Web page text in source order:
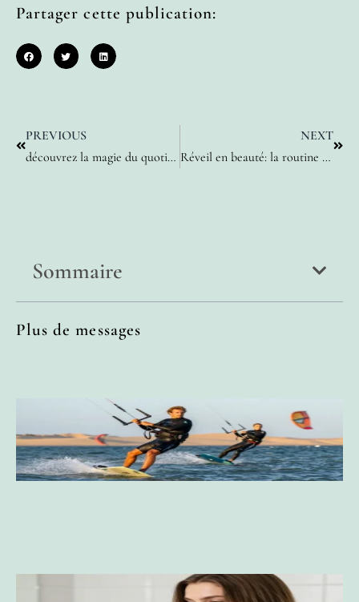
Partager cette publication:
PREVIOUS
découvrez la magie du quotidien avec ces idées inédites pour femmes inspirantes
NEXT
Réveil en beauté: la routine matinale qui révolutionne vos matins
Sommaire
Plus de messages